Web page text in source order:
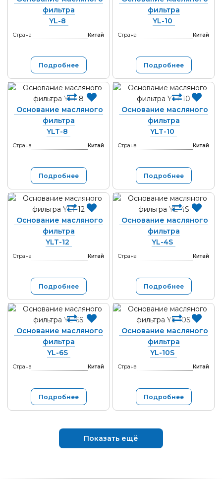
фильтра
YL-8
Страна Китай
Подробнее
фильтра
YL-10
Страна Китай
Подробнее
Основание масляного
фильтра
YLT-8
Страна Китай
Подробнее
Основание масляного
фильтра
YLT-10
Страна Китай
Подробнее
Основание масляного
фильтра
YLT-12
Страна Китай
Подробнее
Основание масляного
фильтра
YL-4S
Страна Китай
Подробнее
Основание масляного
фильтра
YL-6S
Страна Китай
Подробнее
Основание масляного
фильтра
YL-10S
Страна Китай
Подробнее
Показать ещё